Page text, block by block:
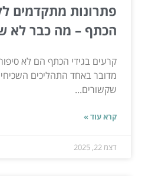
פתרונות מתקדמים
הכתף – מה כבר לא
קרעים בגידי הכתף הם לא
מדובר באחד התהליכים
שקשורים...
קרא עוד »
דצמ 22, 2025